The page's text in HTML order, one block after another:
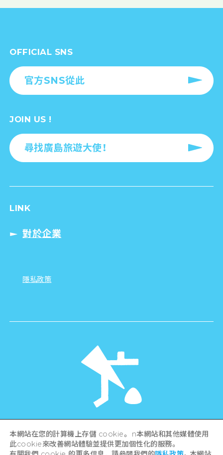
OFFICIAL SNS
官方SNS從此
JOIN US !
尋找廣島旅遊大使！
LINK
對於企業
隱私政策
Hiroshima Prefecture / Hiroshima City .
All rights reserved
本網站在您的計算機上存儲 cookie。 n本網站和其他媒體使用
此cookie來改善網站體驗並提供更加個性化的服務。